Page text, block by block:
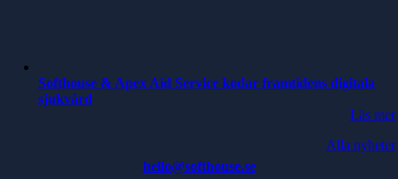
Softhouse & Apex Aid Service kodar framtidens digitala
sjukvård
Läs mer
Alla nyheter
hello@softhouse.se